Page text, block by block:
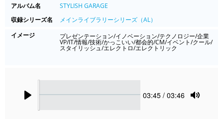
アルバム名
STYLISH GARAGE
収録シリーズ名
メインライブラリーシリーズ（AL）
イメージ
プレゼンテーション/イノベーション/テクノロジー/企業
VP/IT/情報/技術/かっこいい/都会的/CM/イベント/クール/
スタイリッシュ/エレクトロ/エレクトリック
Current
03:45 / 03:46